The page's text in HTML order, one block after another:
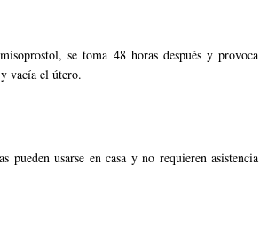
se toma 48 horas después y provoca
vacía el útero.
pueden usarse en casa y no requieren asistencia